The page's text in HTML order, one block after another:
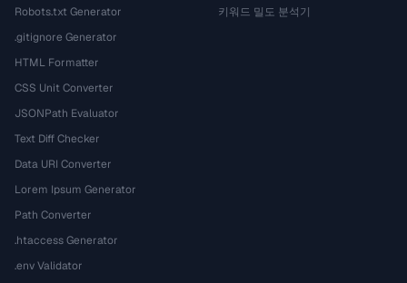
Robots.txt Generator
.gitignore Generator
HTML Formatter
CSS Unit Converter
JSONPath Evaluator
Text Diff Checker
Data URI Converter
Lorem Ipsum Generator
Path Converter
.htaccess Generator
.env Validator
키워드 밀도 분석기